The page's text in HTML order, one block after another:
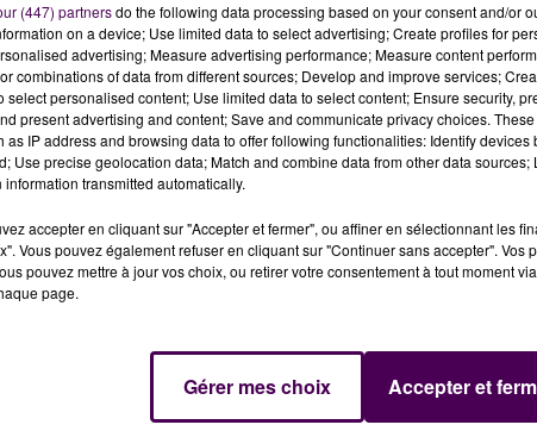
Ferrari... A trente minutes de l'arrivées des 24
de pronostiquer le nom du vainqueur !
... Dans sa communication, l'Automobile Club de l'Ouest
les meilleurs semblent tout donner pour monter sur
Mans, édition 2026 :deux Toyota, une BMW et une
en mesure de l'emportersous le soleil de
14 juin.
MINUTE
sur la Toyota #7, son collègue Sébastien Buemi
(447) partnersdo the following data processing based on your consent and/or
on a device; Use limited data to select advertising; Create profiles for
advertising; Measure advertising performance; Measure content
combinations of data from different sources; Develop and improve services;
select personalised content; Use limited data to select content; Ensure security,
present advertising and content; Save and communicate privacy choices.
as IP address and browsing data to offer following functionalities: Identify
Use precise geolocation data; Match and combine data from other data
information transmitted automatically.
accepter en cliquant sur "Accepter et fermer", ou affiner en sélectionnant les
Vous pouvez également refuser en cliquant sur "Continuer sans accepter". Vos
pouvez mettre à jour vos choix, ou retirer votre consentement à tout moment
page.
Gérer mes choix Accepter et